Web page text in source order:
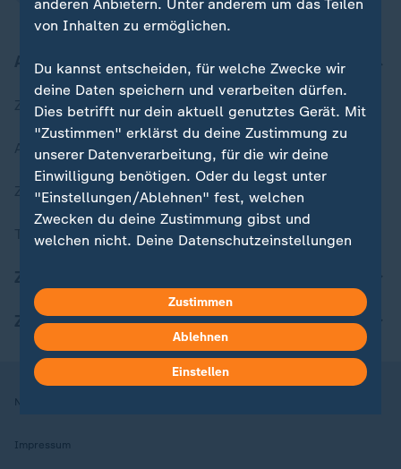
Aktuell bei ZDFheute
Zuletzt veröffentlicht
Aktuelle Sendungs-Videos
ZDFheute Stories
Themen im Überblick
ZDFheute Apps
Nutzungsbedingungen
Impressum
anderen Anbietern. Unter anderem um das Teilen
von Inhalten zu ermöglichen.
Du kannst entscheiden, für welche Zwecke wir
deine Daten speichern und verarbeiten dürfen.
Dies betrifft nur dein aktuell genutztes Gerät. Mit
"Zustimmen" erklärst du deine Zustimmung zu
unserer Datenverarbeitung, für die wir deine
Einwilligung benötigen. Oder du legst unter
"Einstellungen/Ablehnen" fest, welchen
Zwecken du deine Zustimmung gibst und
welchen nicht. Deine Datenschutzeinstellungen
Hier findest du das Impressum.
Weitere Informationen findest du in unserer
Datenschutzerklärung.
Zustimmen
Ablehnen
Einstellen